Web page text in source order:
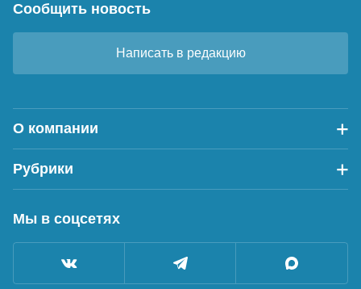
Сообщить новость
Написать в редакцию
О компании
Рубрики
Мы в соцсетях